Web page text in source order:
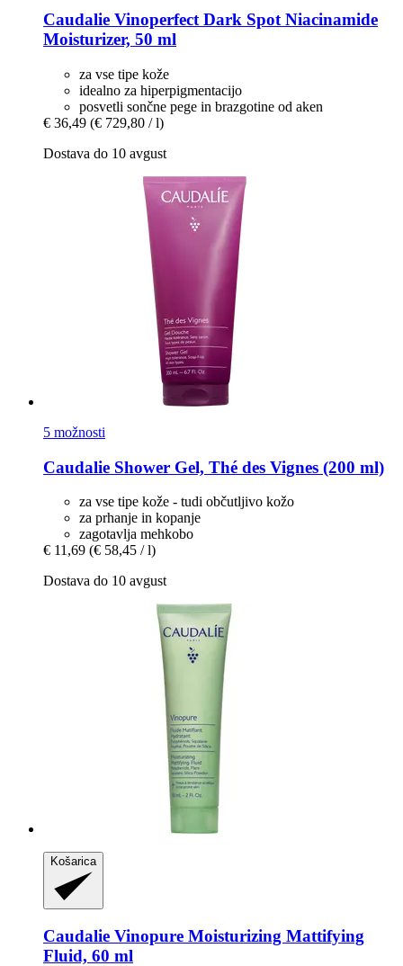
Caudalie Vinoperfect Dark Spot Niacinamide
Moisturizer, 50 ml
za vse tipe kože
idealno za hiperpigmentacijo
posvetli sončne pege in brazgotine od aken
€ 36,49 (€ 729,80 / l)
Dostava do 10 avgust
5 možnosti
Caudalie Shower Gel, Thé des Vignes (200 ml)
za vse tipe kože - tudi občutljivo kožo
za prhanje in kopanje
zagotavlja mehkobo
€ 11,69 (€ 58,45 / l)
Dostava do 10 avgust
Košarica
Caudalie Vinopure Moisturizing Mattifying
Fluid, 60 ml